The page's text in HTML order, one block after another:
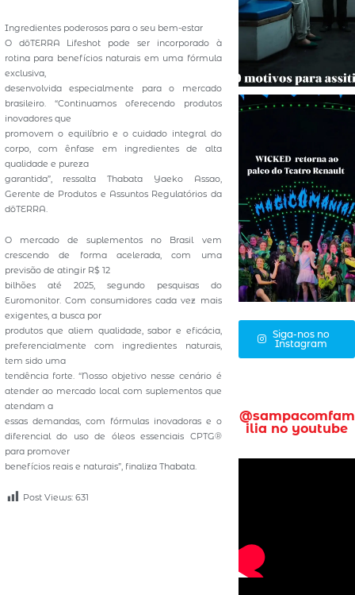
Ingredientes poderosos para o seu bem-estar
O dōTERRA Lifeshot pode ser incorporado à
rotina para benefícios naturais em uma fórmula
exclusiva,
desenvolvida especialmente para o mercado
brasileiro. “Continuamos oferecendo produtos
inovadores que
promovem o equilíbrio e o cuidado integral do
corpo, com ênfase em ingredientes de alta
qualidade e pureza
garantida”, ressalta Thabata Yaeko Assao,
Gerente de Produtos e Assuntos Regulatórios da
dōTERRA.
O mercado de suplementos no Brasil vem
crescendo de forma acelerada, com uma
previsão de atingir R$ 12
bilhões até 2025, segundo pesquisas do
Euromonitor. Com consumidores cada vez mais
exigentes, a busca por
produtos que aliem qualidade, sabor e eficácia,
preferencialmente com ingredientes naturais,
tem sido uma
tendência forte. “Nosso objetivo nesse cenário é
atender ao mercado local com suplementos que
atendam a
essas demandas, com fórmulas inovadoras e o
diferencial do uso de óleos essenciais CPTG®
para promover
benefícios reais e naturais”, finaliza Thabata.
Post Views: 631
Siga-nos no
Instagram
@sampacomfam
ilia no youtube